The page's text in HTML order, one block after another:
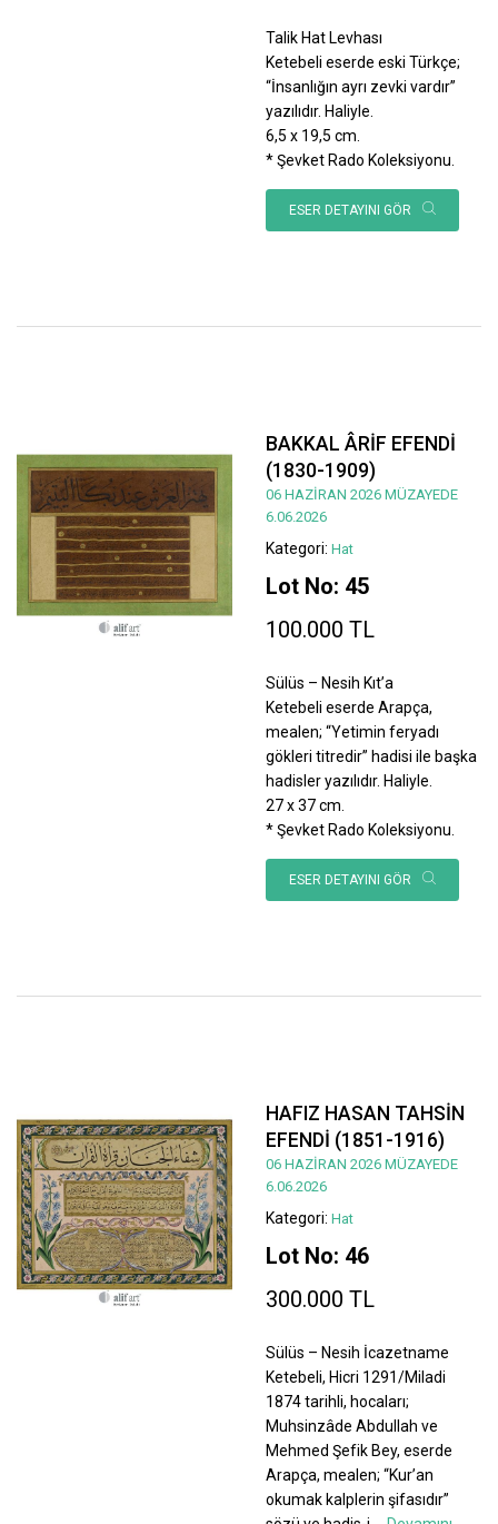
Talik Hat Levhası
Ketebeli eserde eski Türkçe;
“İnsanlığın ayrı zevki vardır”
yazılıdır. Haliyle.
6,5 x 19,5 cm.
* Şevket Rado Koleksiyonu.
ESER DETAYINI GÖR
BAKKAL ÂRİF EFENDİ
(1830-1909)
06 HAZİRAN 2026 MÜZAYEDE
6.06.2026
Kategori: Hat
Lot No: 45
100.000 TL
Sülüs – Nesih Kıt’a
Ketebeli eserde Arapça,
mealen; “Yetimin feryadı
gökleri titredir” hadisi ile başka
hadisler yazılıdır. Haliyle.
27 x 37 cm.
* Şevket Rado Koleksiyonu.
ESER DETAYINI GÖR
HAFIZ HASAN TAHSİN
EFENDİ (1851-1916)
06 HAZİRAN 2026 MÜZAYEDE
6.06.2026
Kategori: Hat
Lot No: 46
300.000 TL
Sülüs – Nesih İcazetname
Ketebeli, Hicri 1291/Miladi
1874 tarihli, hocaları;
Muhsinzâde Abdullah ve
Mehmed Şefik Bey, eserde
Arapça, mealen; “Kur’an
okumak kalplerin şifasıdır”